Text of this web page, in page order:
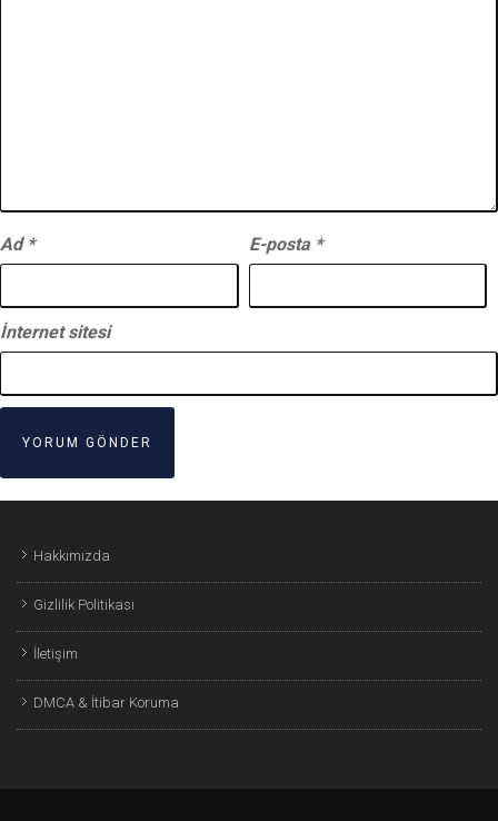
Ad * E-posta *
İnternet sitesi
Hakkımızda
Gizlilik Politikası
İletişim
DMCA & İtibar Koruma